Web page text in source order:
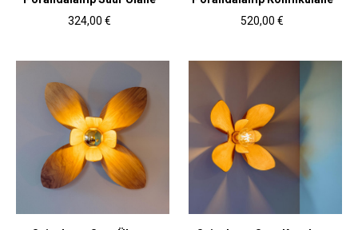
324,00 €
520,00 €